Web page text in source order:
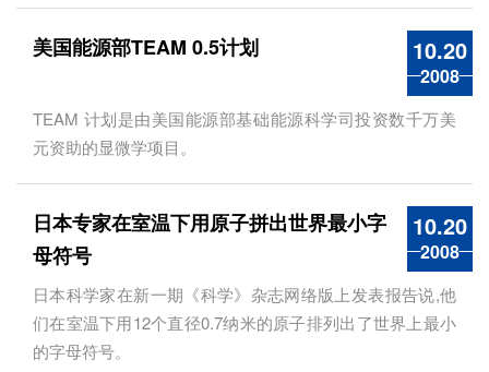
10.20
2008
美国能源部TEAM 0.5计划
TEAM 计划是由美国能源部基础能源科学司投资数千万美
元资助的显微学项目。
10.20
2008
日本专家在室温下用原子拼出世界最小字
母符号
日本科学家在新一期《科学》杂志网络版上发表报告说,他
们在室温下用12个直径0.7纳米的原子排列出了世界上最小
的字母符号。